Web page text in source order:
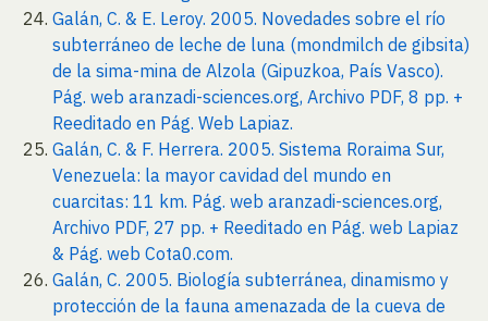
Galán, C. & E. Leroy. 2005. Novedades sobre el río
subterráneo de leche de luna (mondmilch de gibsita)
de la sima-mina de Alzola (Gipuzkoa, País Vasco).
Pág. web aranzadi-sciences.org, Archivo PDF, 8 pp. +
Reeditado en Pág. Web Lapiaz.
Galán, C. & F. Herrera. 2005. Sistema Roraima Sur,
Venezuela: la mayor cavidad del mundo en
cuarcitas: 11 km. Pág. web aranzadi-sciences.org,
Archivo PDF, 27 pp. + Reeditado en Pág. web Lapiaz
& Pág. web Cota0.com.
Galán, C. 2005. Biología subterránea, dinamismo y
protección de la fauna amenazada de la cueva de